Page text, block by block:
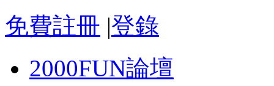
免費註冊 |登錄
2000FUN論壇